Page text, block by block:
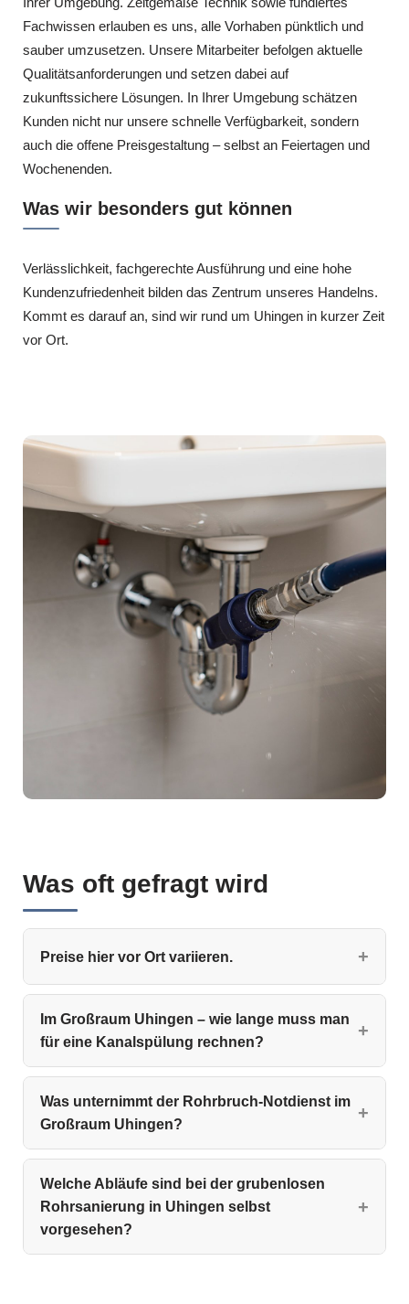
Fachwissen erlauben es uns, alle Vorhaben pünktlich und
sauber umzusetzen. Unsere Mitarbeiter befolgen aktuelle
Qualitätsanforderungen und setzen dabei auf
zukunftssichere Lösungen. In Ihrer Umgebung schätzen
Kunden nicht nur unsere schnelle Verfügbarkeit, sondern
auch die offene Preisgestaltung – selbst an Feiertagen und
Wochenenden.
Was wir besonders gut können
Verlässlichkeit, fachgerechte Ausführung und eine hohe
Kundenzufriedenheit bilden das Zentrum unseres Handelns.
Kommt es darauf an, sind wir rund um Uhingen in kurzer Zeit
vor Ort.
Was oft gefragt wird
Preise hier vor Ort variieren.
Im Großraum Uhingen – wie lange muss man
für eine Kanalspülung rechnen?
Was unternimmt der Rohrbruch-Notdienst im
Großraum Uhingen?
Welche Abläufe sind bei der grubenlosen
Rohrsanierung in Uhingen selbst
vorgesehen?